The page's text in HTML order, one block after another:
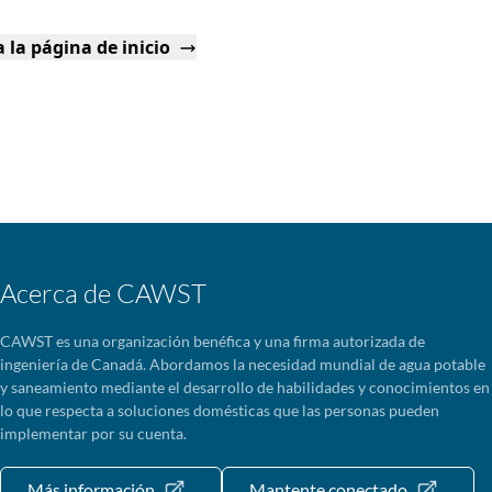
la página de inicio
Acerca de CAWST
CAWST es una organización benéfica y una firma autorizada de
ingeniería de Canadá. Abordamos la necesidad mundial de agua potable
y saneamiento mediante el desarrollo de habilidades y conocimientos en
lo que respecta a soluciones domésticas que las personas pueden
implementar por su cuenta.